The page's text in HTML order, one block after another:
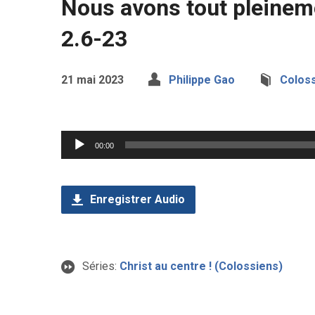
Nous avons tout
2.6-23
21 mai 2023 Philippe Gao
Lecteur
audio
00:00
Enregistrer Audio
Séries: Christ au centre ! (Colossiens)